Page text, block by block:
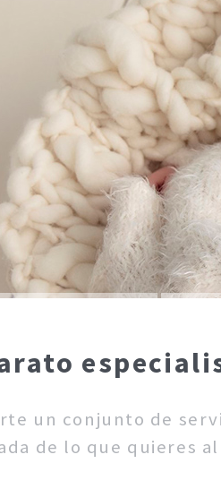
un conjunto de
de lo que quieres